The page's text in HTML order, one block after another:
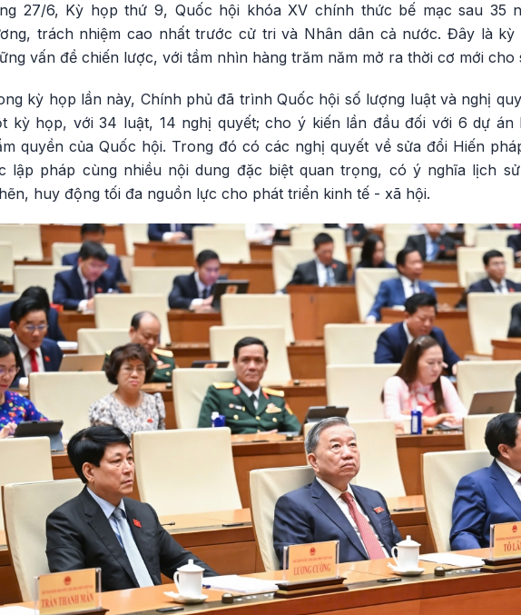
27/6, Kỳ họp thứ 9, Quốc hội khóa XV chính thức bế mạc sau 35
trách nhiệm cao nhất trước cử tri và Nhân dân cả nước. Đây là
vấn đề chiến lược, với tầm nhìn hàng trăm năm mở ra thời cơ mới
kỳ họp lần này, Chính phủ đã trình Quốc hội số lượng luật và nghị
kỳ họp, với 34 luật, 14 nghị quyết; cho ý kiến lần đầu đối với 6 dự
quyền của Quốc hội. Trong đó có các nghị quyết về sửa đổi Hiến
lập pháp cùng nhiều nội dung đặc biệt quan trọng, có ý nghĩa lịch
huy động tối đa nguồn lực cho phát triển kinh tế - xã hội.